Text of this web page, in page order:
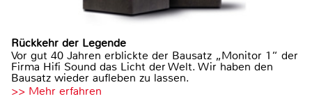
Rückkehr der Legende
Vor gut 40 Jahren erblickte der Bausatz „Monitor 1“ der
Firma Hifi Sound das Licht der Welt. Wir haben den
Bausatz wieder aufleben zu lassen.
>> Mehr erfahren